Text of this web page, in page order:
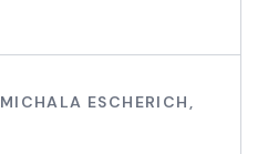
MICHALA ESCHERICH ,